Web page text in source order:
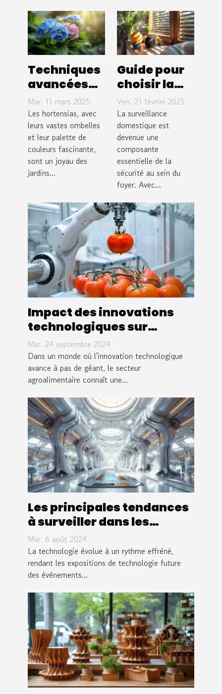
Techniques
avancées
pour
combattre
les
maladies
des
hortensias
Mar. 11 mars 2025
Les hortensias, avec
leurs vastes ombelles
et leur palette de
couleurs fascinante,
sont un joyau des
jardins...
Guide pour
choisir la
meilleure
caméra
discrète
pour la
surveillance
domestique
Ven. 21 février 2025
La surveillance
domestique est
devenue une
composante
essentielle de la
sécurité au sein du
foyer. Avec...
Impact des innovations
technologiques sur
l'efficacité
agroalimentaire
Mar. 24 septembre 2024
Dans un monde où l'innovation technologique
avance à pas de géant, le secteur
agroalimentaire connaît une...
Les principales tendances
à surveiller dans les
expositions de
technologie future
Mar. 6 août 2024
La technologie évolue à un rythme effréné,
rendant les expositions de technologie future
des événements...